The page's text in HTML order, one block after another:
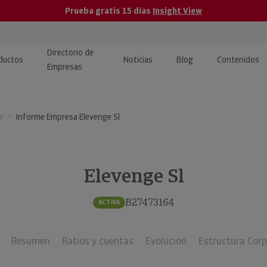
Prueba gratis 15 días Insight View
· Recuperación de
Directorio de
Empresas
Noticias Blog Contenidos
y tutoriales
Investigada
Informe Empresa Elevenge Sl
Elevenge Sl
ACTIVA B27473164
Resumen Ratios y cuentas Evolución Estructura